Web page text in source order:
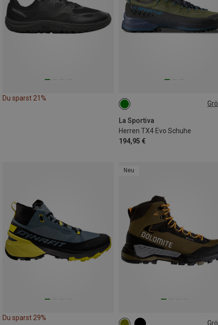
Du sparst 21%
La Sportiva
Herren TX4 Evo Schuhe
194,95 €
41.5
Du sparst 29%
Neu